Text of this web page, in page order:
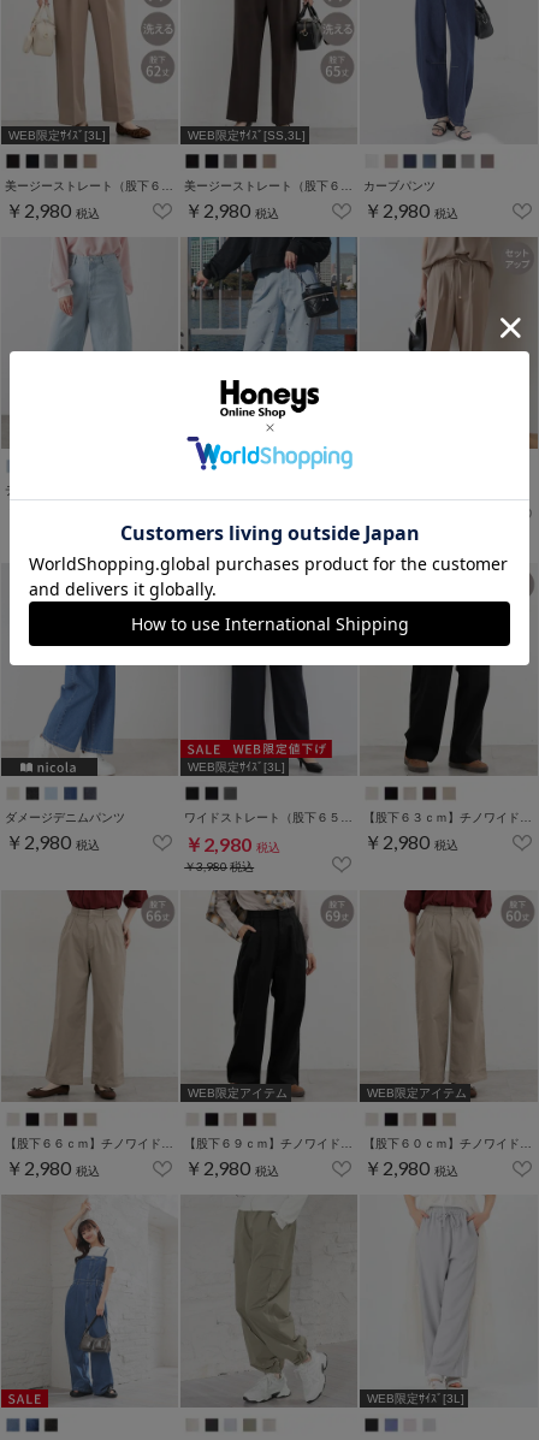
WEB限定ｻｲｽﾞ[3L]
￥2,980 税込
WEB限定ｻｲｽﾞ[SS,3L]
￥2,980 税込
カーブパンツ
￥2,980 税込
デニムカーブパンツ
￥3,480 税込
ダメージデニムパンツ
￥2,980 税込
WEB限定ｻｲｽﾞ[3L]
￥2,980 税込
￥3,980税込
￥2,980 税込
【股下６６ｃｍ】チノワイドストレート(股下60/63/66/69cm展開)
￥2,980 税込
WEB限定アイテム
【股下６９ｃｍ】チノワイドストレート(股下60/63/66/69cm展開)
￥2,980 税込
WEB限定アイテム
【股下６０ｃｍ】チノワイドストレート(股下60/63/66/69cm展開)
￥2,980 税込
WEB限定ｻｲｽﾞ[3L]